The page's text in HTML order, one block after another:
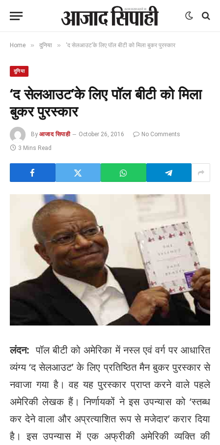
Home » दुनिया » ‘द सेलआउट’के लिए पॉल बीटी को मिला बुकर पुरस्कार
दुनिया
‘द सेलआउट’के लिए पॉल बीटी को मिला
बुकर पुरस्कार
By आजाद सिपाही October 26, 2016
No Comments
3 Mins Read
लंदन: पॉल बीटी को अमेरिका में नस्ल एवं वर्ग पर आधारित
व्यंग्य ‘द सेलआउट’ के लिए प्रतिष्ठित मैन बुकर पुरस्कार से
नवाजा गया है। वह यह पुरस्कार प्राप्त करने वाले पहले
अमेरिकी लेखक हैं। निर्णायकों ने इस उपन्यास को ‘स्तब्ध
कर देने वाला और अप्रत्याशित रूप से मजेदार’ करार दिया
है। इस उपन्यास में एक अफ्रीकी अमेरिकी व्यक्ति की